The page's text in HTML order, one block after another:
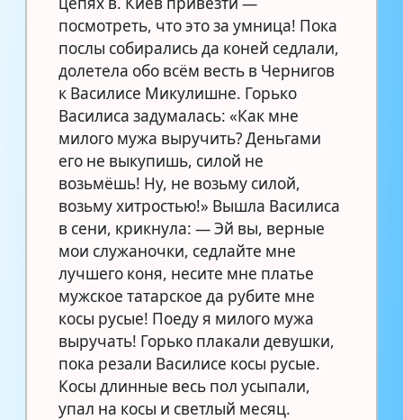
посмотреть, что это за умница! Пока
послы собирались да коней седлали,
долетела обо всём весть в Чернигов
к Василисе Микулишне. Горько
Василиса задумалась: «Как мне
милого мужа выручить? Деньгами
его не выкупишь, силой не
возьмёшь! Ну, не возьму силой,
возьму хитростью!» Вышла Василиса
в сени, крикнула: — Эй вы, верные
мои служаночки, седлайте мне
лучшего коня, несите мне платье
мужское татарское да рубите мне
косы русые! Поеду я милого мужа
выручать! Горько плакали девушки,
пока резали Василисе косы русые.
Косы длинные весь пол усыпали,
упал на косы и светлый месяц.